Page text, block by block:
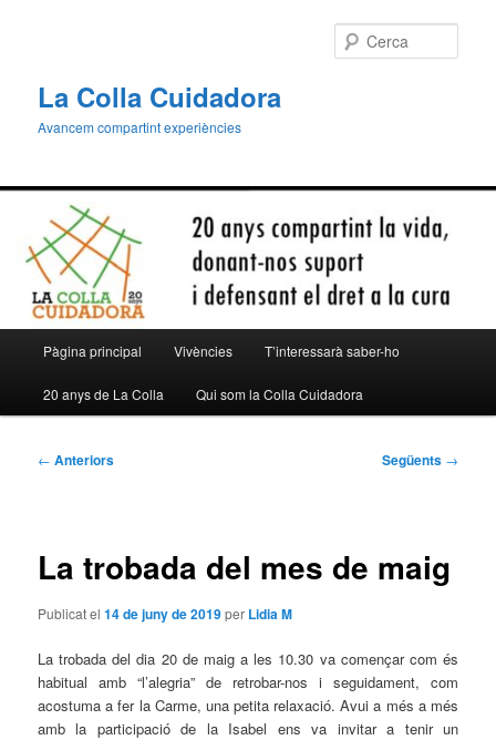
La Colla Cuidadora
Avancem compartint experiències
principal
Pàgina principal Vivències T’interessarà saber-ho
20 anys de La Colla Qui som la Colla Cuidadora
Navegació
← Anteriors Següents →
La trobada del mes de maig
Publicat el14 de juny de 2019per Lidia M
La trobada del dia 20 de maig a les 10.30 va començar com és
habitual amb “l’alegria” de retrobar-nos i seguidament, com
acostuma a fer la Carme, una petita relaxació. Avui a més a més
amb la participació de la Isabel ens va invitar a tenir un